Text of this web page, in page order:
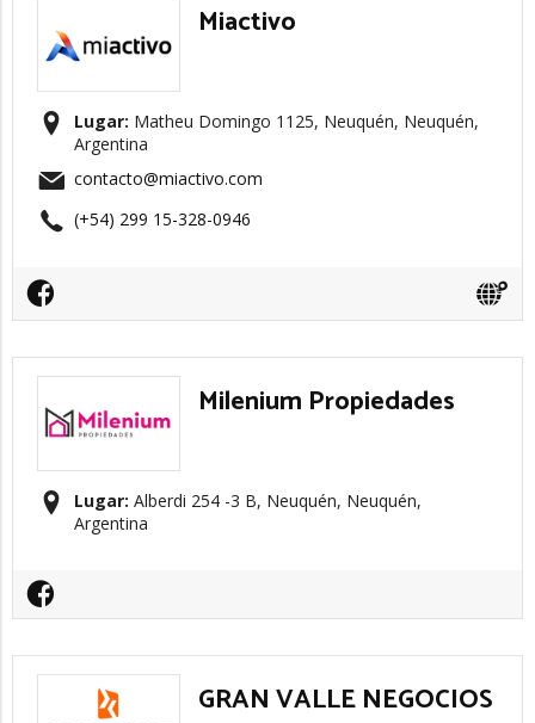
Miactivo
Lugar: Matheu Domingo 1125, Neuquén, Neuquén,
Argentina
contacto@miactivo.com
(+54) 299 15-328-0946
Milenium Propiedades
Lugar: Alberdi 254 -3 B, Neuquén, Neuquén,
Argentina
GRAN VALLE NEGOCIOS